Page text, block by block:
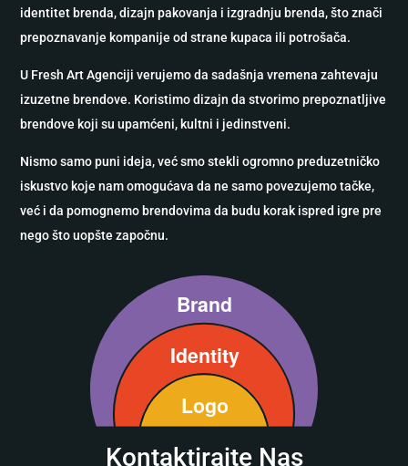
identitet brenda, dizajn pakovanja i izgradnju brenda, što znači
prepoznavanje kompanije od strane kupaca ili potrošača.
U Fresh Art Agenciji verujemo da sadašnja vremena zahtevaju
izuzetne brendove. Koristimo dizajn da stvorimo prepoznatljive
brendove koji su upamćeni, kultni i jedinstveni.
Nismo samo puni ideja, već smo stekli ogromno preduzetničko
iskustvo koje nam omogućava da ne samo povezujemo tačke,
već i da pomognemo brendovima da budu korak ispred igre pre
nego što uopšte započnu.
Kontaktirajte Nas